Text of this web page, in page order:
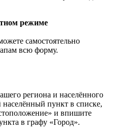
режиме
самостоятельно
всю форму.
региона и населённого
пункт в списке,
и впишите
в графу «Город».